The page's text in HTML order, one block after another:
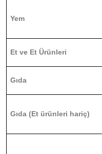
Yem
Et ve Et Ürünleri
Gıda
Gıda (Et ürünleri hariç)